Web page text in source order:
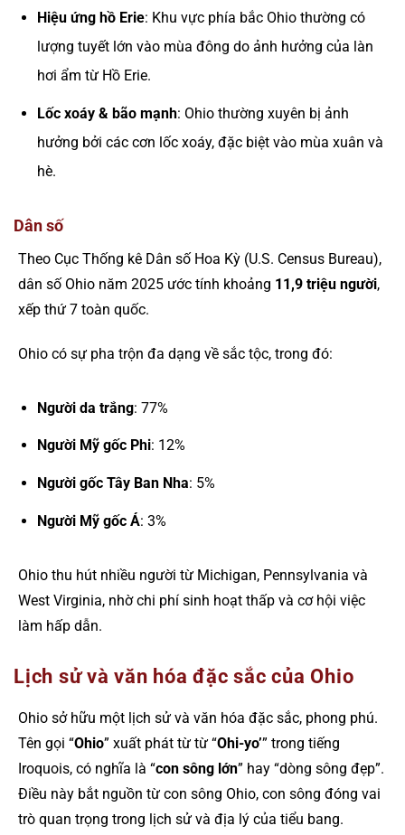
Hiệu ứng hồ Erie: Khu vực phía bắc Ohio thường có
lượng tuyết lớn vào mùa đông do ảnh hưởng của làn
hơi ẩm từ Hồ Erie.
Lốc xoáy & bão mạnh: Ohio thường xuyên bị ảnh
hưởng bởi các cơn lốc xoáy, đặc biệt vào mùa xuân và
hè.
Dân số
Theo Cục Thống kê Dân số Hoa Kỳ (U.S. Census Bureau),
dân số Ohio năm 2025 ước tính khoảng 11,9 triệu người,
xếp thứ 7 toàn quốc.
Ohio có sự pha trộn đa dạng về sắc tộc, trong đó:
Người da trắng: 77%
Người Mỹ gốc Phi: 12%
Người gốc Tây Ban Nha: 5%
Người Mỹ gốc Á: 3%
Ohio thu hút nhiều người từ Michigan, Pennsylvania và
West Virginia, nhờ chi phí sinh hoạt thấp và cơ hội việc
làm hấp dẫn.
Lịch sử và văn hóa đặc sắc của Ohio
Ohio sở hữu một lịch sử và văn hóa đặc sắc, phong phú.
Tên gọi “Ohio” xuất phát từ từ “Ohi-yo’” trong tiếng
Iroquois, có nghĩa là “con sông lớn” hay “dòng sông đẹp”.
Điều này bắt nguồn từ con sông Ohio, con sông đóng vai
trò quan trọng trong lịch sử và địa lý của tiểu bang.